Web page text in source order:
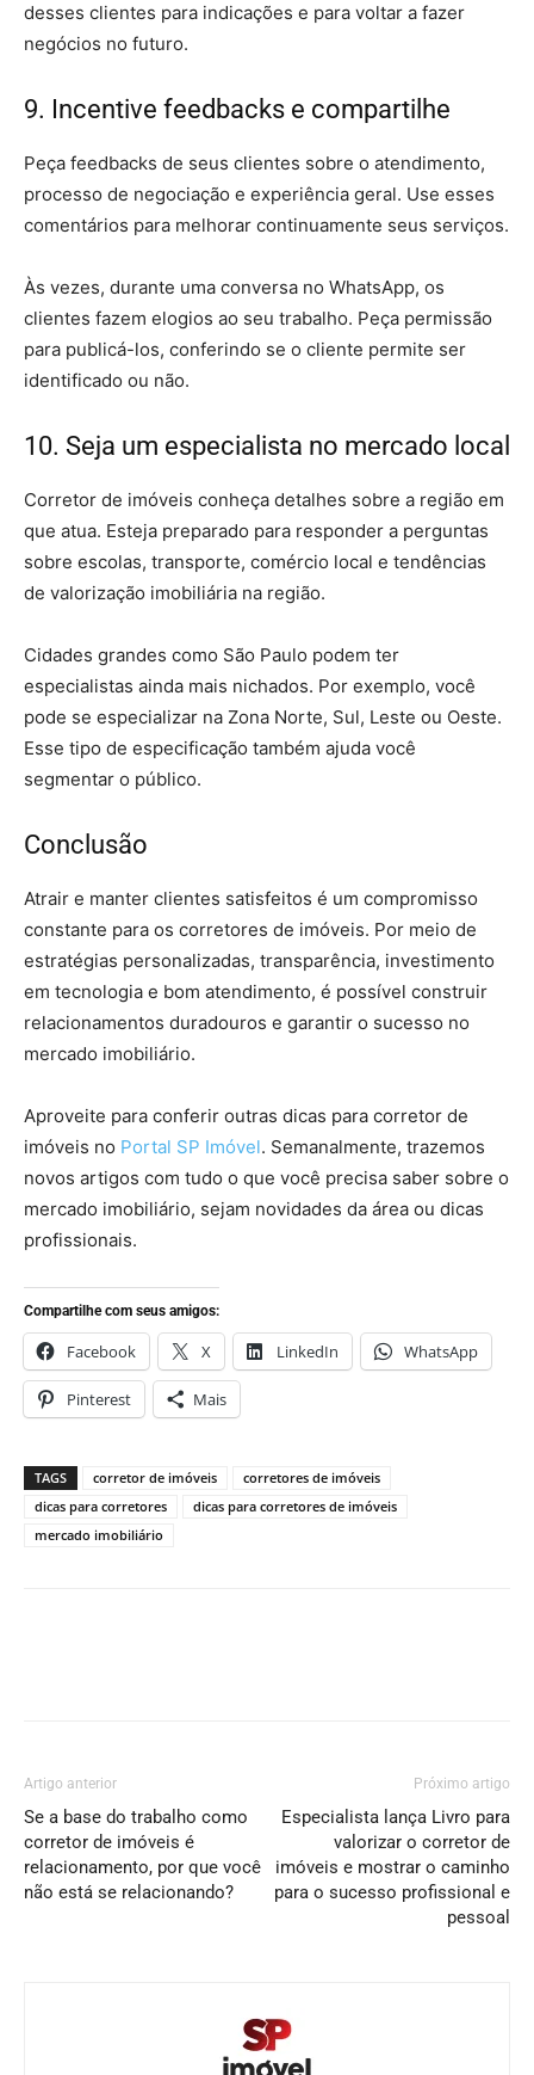
desses clientes para indicações e para voltar a fazer
negócios no futuro.
9. Incentive feedbacks e compartilhe
Peça feedbacks de seus clientes sobre o atendimento,
processo de negociação e experiência geral. Use esses
comentários para melhorar continuamente seus serviços.
Às vezes, durante uma conversa no WhatsApp, os
clientes fazem elogios ao seu trabalho. Peça permissão
para publicá-los, conferindo se o cliente permite ser
identificado ou não.
10. Seja um especialista no mercado local
Corretor de imóveis conheça detalhes sobre a região em
que atua. Esteja preparado para responder a perguntas
sobre escolas, transporte, comércio local e tendências
de valorização imobiliária na região.
Cidades grandes como São Paulo podem ter
especialistas ainda mais nichados. Por exemplo, você
pode se especializar na Zona Norte, Sul, Leste ou Oeste.
Esse tipo de especificação também ajuda você
segmentar o público.
Conclusão
Atrair e manter clientes satisfeitos é um compromisso
constante para os corretores de imóveis. Por meio de
estratégias personalizadas, transparência, investimento
em tecnologia e bom atendimento, é possível construir
relacionamentos duradouros e garantir o sucesso no
mercado imobiliário.
Aproveite para conferir outras dicas para corretor de
imóveis no Portal SP Imóvel. Semanalmente, trazemos
novos artigos com tudo o que você precisa saber sobre o
mercado imobiliário, sejam novidades da área ou dicas
profissionais.
Compartilhe com seus amigos:
Facebook X LinkedIn WhatsApp
Pinterest Mais
TAGS corretor de imóveis
corretores de imóveis
dicas para corretores
dicas para corretores de imóveis
mercado imobiliário
Artigo anterior
Se a base do trabalho como
corretor de imóveis é
relacionamento, por que você
não está se relacionando?
Próximo artigo
Especialista lança Livro para
valorizar o corretor de
imóveis e mostrar o caminho
para o sucesso profissional e
pessoal